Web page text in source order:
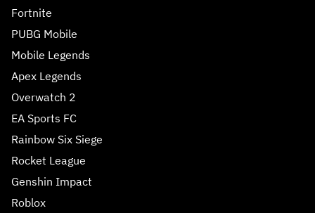
Fortnite
PUBG Mobile
Mobile Legends
Apex Legends
Overwatch 2
EA Sports FC
Rainbow Six Siege
Rocket League
Genshin Impact
Roblox